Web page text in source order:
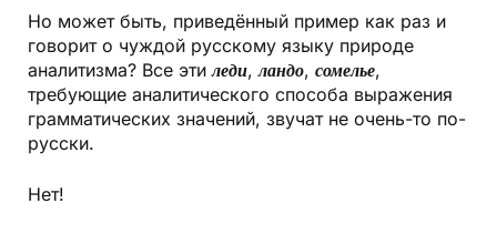
Но может быть, приведённый пример как раз и
говорит о чуждой русскому языку природе
аналитизма? Все этиледи,ландо, сомелье,
требующие аналитического способа выражения
грамматических значений, звучат не очень-то по-
русски.
Нет!